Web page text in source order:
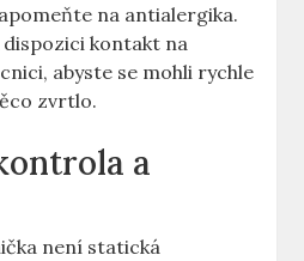
na antialergika.
kontakt na
abyste se mohli rychle
zvrtlo.
a
není statická